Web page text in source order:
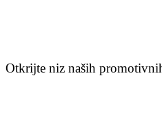
Otkrijte niz naših